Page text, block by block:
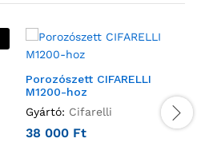
Porozószett CIFARELLI
M1200-hoz
Gyártó: Cifarelli
38 000 Ft